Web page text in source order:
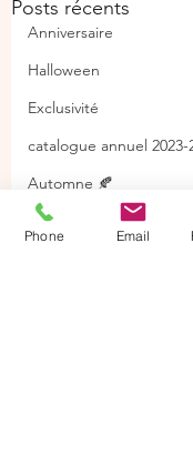
Anniversaire
Halloween
Exclusivité
catalogue annuel 2023-
Automne 🍂
Tags
Posts récents
Phone Email